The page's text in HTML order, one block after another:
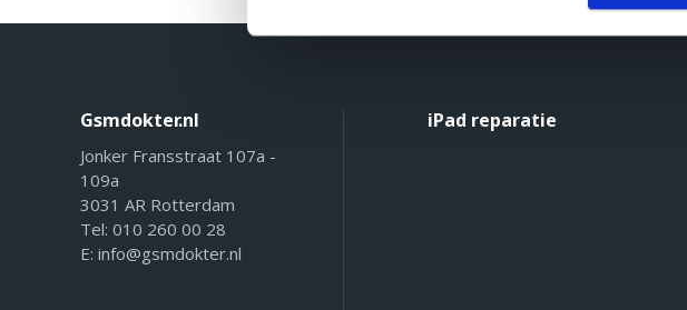
Gsmdokter.nl
Jonker Fransstraat 107a -
109a
3031 AR Rotterdam
Tel: 010 260 00 28
E: info@gsmdokter.nl
iPad reparatie